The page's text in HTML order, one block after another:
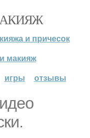
и причесок
макияж
игры отзывы